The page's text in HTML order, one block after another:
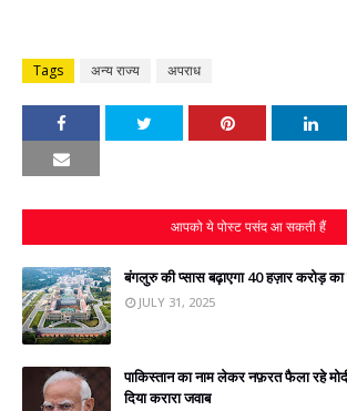
Tags अन्य राज्य अपराध
आपको ये पोस्ट पसंद आ सकती हैं
बंगलुरु की प्‍सास बढ़ाएगा 40 हज़ार करोड़
JULY 31, 2025
पाकिस्‍तान का नाम लेकर नफ़रत फैला रहे
दिया करारा जवाब